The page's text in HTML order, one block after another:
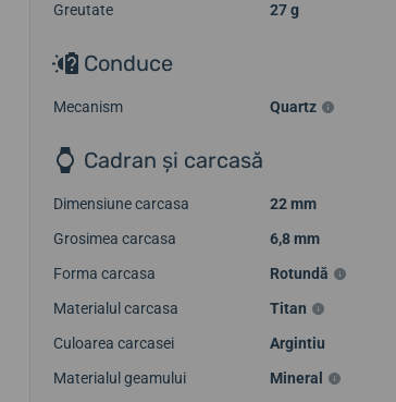
Greutate
27 g
Conduce
Mecanism Quartz
Cadran și carcasă
Dimensiune carcasa
22 mm
Grosimea carcasa
6,8 mm
Forma carcasa
Rotundă
Materialul carcasa
Titan
Culoarea carcasei
Argintiu
Materialul geamului
Mineral